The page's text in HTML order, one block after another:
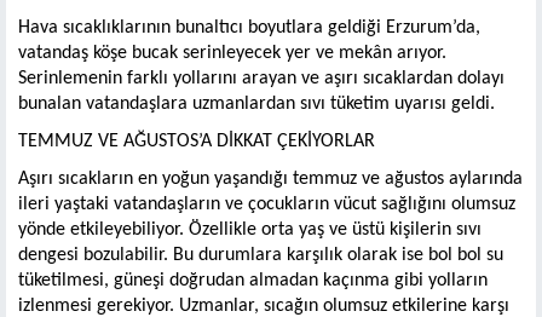
Hava sıcaklıklarının bunaltıcı boyutlara geldiği Erzurum’da,
vatandaş köşe bucak serinleyecek yer ve mekân arıyor.
Serinlemenin farklı yollarını arayan ve aşırı sıcaklardan dolayı
bunalan vatandaşlara uzmanlardan sıvı tüketim uyarısı geldi.
TEMMUZ VE AĞUSTOS’A DİKKAT ÇEKİYORLAR
Aşırı sıcakların en yoğun yaşandığı temmuz ve ağustos aylarında
ileri yaştaki vatandaşların ve çocukların vücut sağlığını olumsuz
yönde etkileyebiliyor. Özellikle orta yaş ve üstü kişilerin sıvı
dengesi bozulabilir. Bu durumlara karşılık olarak ise bol bol su
tüketilmesi, güneşi doğrudan almadan kaçınma gibi yolların
izlenmesi gerekiyor. Uzmanlar, sıcağın olumsuz etkilerine karşı